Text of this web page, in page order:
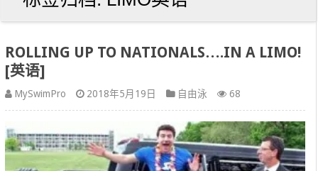
ROLLING UP TO NATIONALS….IN A LIMO!
[英语]
MySwimPro 2018年5月19日 自由泳 68